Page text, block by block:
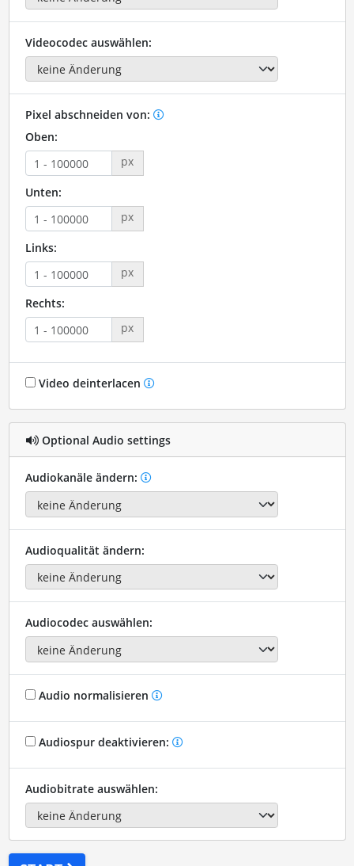
Videocodec auswählen:
Pixel abschneiden von:
Oben:
px
Unten:
px
Links:
px
Rechts:
px
Video deinterlacen
Optional Audio settings
Audiokanäle ändern:
Audioqualität ändern:
Audiocodec auswählen:
Audio normalisieren
Audiospur deaktivieren:
Audiobitrate auswählen: